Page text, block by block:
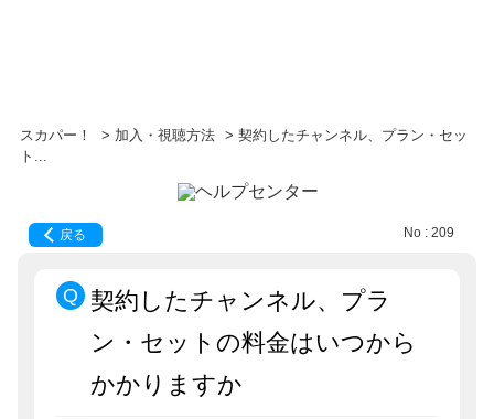
スカパー！ > 加入・視聴方法 > 契約したチャンネル、プラン・セッ
ト...
戻る No : 209
契約したチャンネル、プラ
ン・セットの料金はいつから
かかりますか